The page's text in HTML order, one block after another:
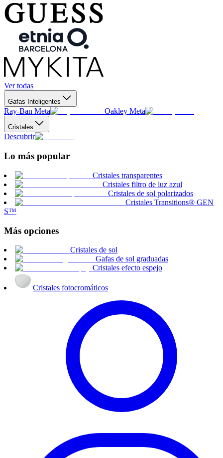
Ver todas
Gafas Inteligentes
Ray-Ban Meta Oakley Meta
Cristales
Descubrir
Lo más popular
Cristales transparentes
Cristales filtro de luz azul
Cristales de sol polarizados
Cristales Transitions® GEN
S™
Más opciones
Cristales de sol
Gafas de sol graduadas
Cristales efecto espejo
Cristales fotocromáticos